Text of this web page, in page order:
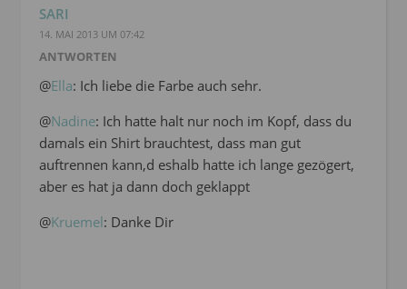
SARI
14. MAI 2013 UM 07:42
ANTWORTEN
@Ella: Ich liebe die Farbe auch sehr.
@Nadine: Ich hatte halt nur noch im Kopf, dass du
damals ein Shirt brauchtest, dass man gut
auftrennen kann,d eshalb hatte ich lange gezögert,
aber es hat ja dann doch geklappt
@Kruemel: Danke Dir